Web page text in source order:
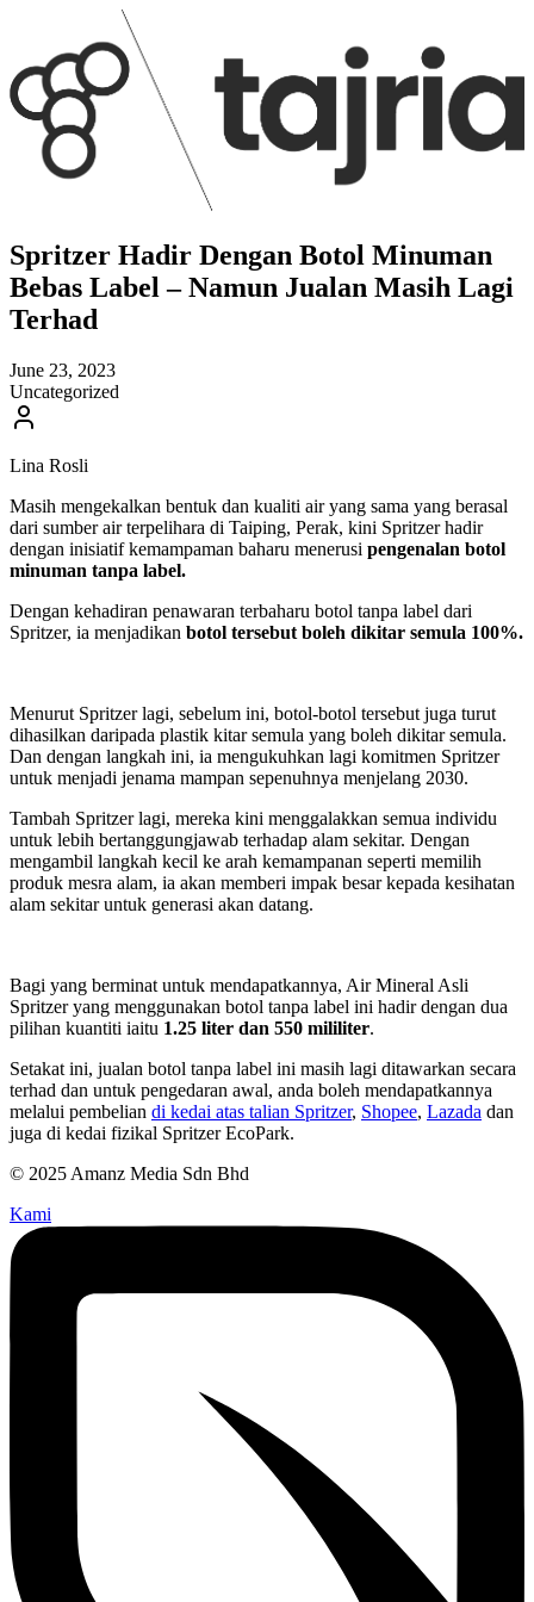
Spritzer Hadir Dengan Botol Minuman
Bebas Label – Namun Jualan Masih Lagi
Terhad
June 23, 2023
Uncategorized
Lina Rosli
Masih mengekalkan bentuk dan kualiti air yang sama yang berasal
dari sumber air terpelihara di Taiping, Perak, kini Spritzer hadir
dengan inisiatif kemampaman baharu menerusi pengenalan botol
minuman tanpa label.
Dengan kehadiran penawaran terbaharu botol tanpa label dari
Spritzer, ia menjadikan botol tersebut boleh dikitar semula 100%.
Menurut Spritzer lagi, sebelum ini, botol-botol tersebut juga turut
dihasilkan daripada plastik kitar semula yang boleh dikitar semula.
Dan dengan langkah ini, ia mengukuhkan lagi komitmen Spritzer
untuk menjadi jenama mampan sepenuhnya menjelang 2030.
Tambah Spritzer lagi, mereka kini menggalakkan semua individu
untuk lebih bertanggungjawab terhadap alam sekitar. Dengan
mengambil langkah kecil ke arah kemampanan seperti memilih
produk mesra alam, ia akan memberi impak besar kepada kesihatan
alam sekitar untuk generasi akan datang.
Bagi yang berminat untuk mendapatkannya, Air Mineral Asli
Spritzer yang menggunakan botol tanpa label ini hadir dengan dua
pilihan kuantiti iaitu 1.25 liter dan 550 mililiter.
Setakat ini, jualan botol tanpa label ini masih lagi ditawarkan secara
terhad dan untuk pengedaran awal, anda boleh mendapatkannya
melalui pembelian di kedai atas talian Spritzer, Shopee, Lazada dan
juga di kedai fizikal Spritzer EcoPark.
© 2025 Amanz Media Sdn Bhd
Kami